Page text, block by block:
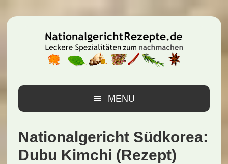
Hauptnavigation
Inhalt
Seitenspalte
MENU
Nationalgericht Südkorea:
Dubu Kimchi (Rezept)